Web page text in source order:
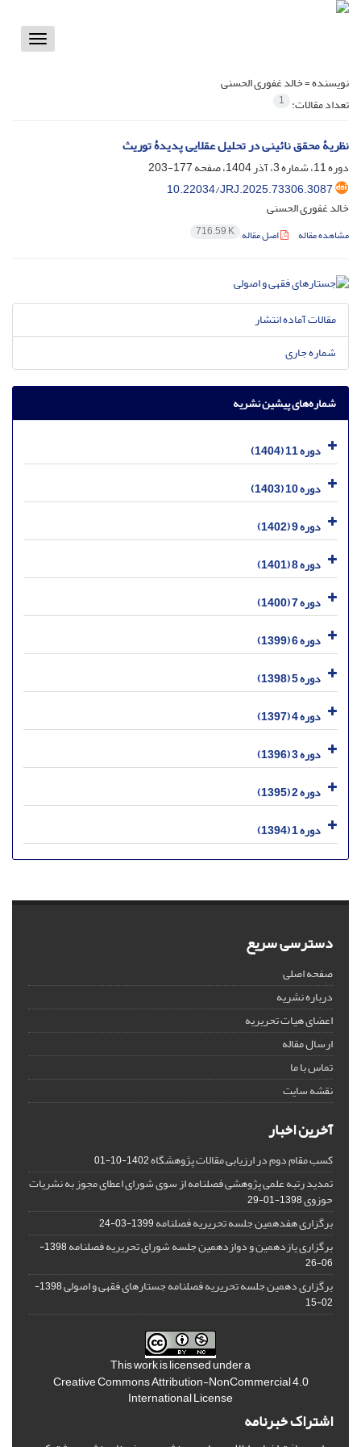
Toggle
نویسنده =خالد غفوری الحسنی
تعداد مقالات: 1
نظریۀ محقق نائینی در تحلیل عقلایی پدیدۀ توریث
دوره 11، شماره 3، آذر 1404، صفحه
177-203
10.22034/JRJ.2025.73306.3087
خالد غفوری الحسنی
مشاهده مقاله اصل مقاله 716.59 K
مقالات آماده انتشار
شماره جاری
شماره‌های پیشین نشریه
دوره 11 (1404)
دوره 10 (1403)
دوره 9 (1402)
دوره 8 (1401)
دوره 7 (1400)
دوره 6 (1399)
دوره 5 (1398)
دوره 4 (1397)
دوره 3 (1396)
دوره 2 (1395)
دوره 1 (1394)
دسترسی سریع
صفحه اصلی
درباره نشریه
اعضای هیات تحریریه
ارسال مقاله
تماس با ما
نقشه سایت
آخرین اخبار
کسب مقام دوم در ارزیابی مقالات پژوهشگاه1402-10-01
تمدید رتبه علمی پژوهشی فصلنامه از سوی شورای اعطای مجوز به نشریات
حوزوی1398-01-29
برگزاری هفدهمین جلسه تحریریه فصلنامه1399-03-24
برگزاری یازدهمین و دوازدهمین جلسه شورای تحریریه فصلنامه
1398-
06-26
برگزاری دهمین جلسه تحریریه فصلنامه جستارهای فقهی و اصولی
1398-
02-15
This work is licensed under a
Creative Commons Attribution-NonCommercial 4.0
International License
اشتراک خبرنامه